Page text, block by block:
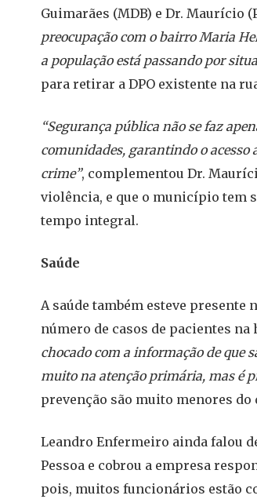
Guimarães (MDB) e Dr. Maurício
preocupação com o bairro Maria
a população está passando por
para retirar a DPO existente na
“Segurança pública não se faz
comunidades, garantindo o acesso
crime”, complementou Dr.
violência, e que o município tem
tempo integral.
Saúde
A saúde também esteve presente
número de casos de pacientes na
chocado com a informação de que
muito na atenção primária, mas é
prevenção são muito menores do
Leandro Enfermeiro ainda falou
Pessoa e cobrou a empresa
pois, muitos funcionários estão